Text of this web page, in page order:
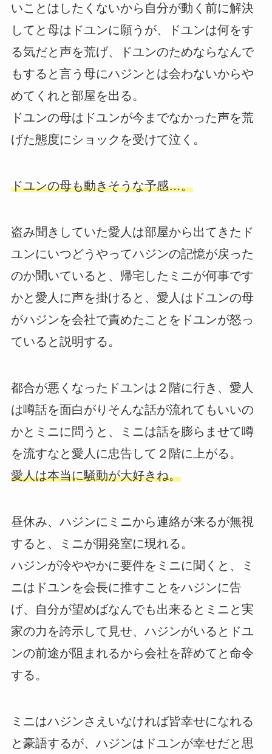
いことはしたくないから自分が動く前に解決
してと母はドユンに願うが、ドユンは何をす
る気だと声を荒げ、ドユンのためならなんで
もすると言う母にハジンとは会わないからや
めてくれと部屋を出る。
ドユンの母はドユンが今までなかった声を荒
げた態度にショックを受けて泣く。
ドユンの母も動きそうな予感…。
盗み聞きしていた愛人は部屋から出てきたド
ユンにいつどうやってハジンの記憶が戻った
のか聞いていると、帰宅したミニが何事です
かと愛人に声を掛けると、愛人はドユンの母
がハジンを会社で責めたことをドユンが怒っ
ていると説明する。
都合が悪くなったドユンは２階に行き、愛人
は噂話を面白がりそんな話が流れてもいいの
かとミニに問うと、ミニは話を膨らませて噂
を流すなと愛人に忠告して２階に上がる。
愛人は本当に騒動が大好きね。
昼休み、ハジンにミニから連絡が来るが無視
すると、ミニが開発室に現れる。
ハジンが冷ややかに要件をミニに聞くと、ミ
ニはドユンを会長に推すことをハジンに告
げ、自分が望めばなんでも出来るとミニと実
家の力を誇示して見せ、ハジンがいるとドユ
ンの前途が阻まれるから会社を辞めてと命令
する。
ミニはハジンさえいなければ皆幸せになれる
と豪語するが、ハジンはドユンが幸せだと思